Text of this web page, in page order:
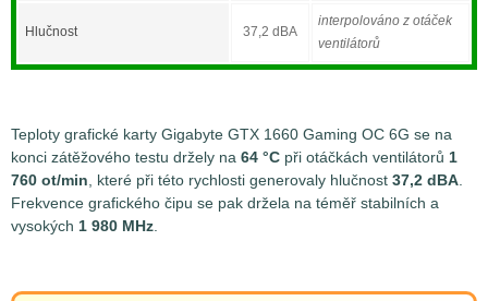
Hlučnost 37,2 dBA
interpolováno z otáček
ventilátorů
Teploty grafické karty Gigabyte GTX 1660 Gaming OC 6G se na
konci zátěžového testu držely na 64 °C při otáčkách ventilátorů 1
760 ot/min , které při této rychlosti generovaly hlučnost 37,2 dBA
Frekvence grafického čipu se pak držela na téměř stabilních a
vysokých 1 980 MHz